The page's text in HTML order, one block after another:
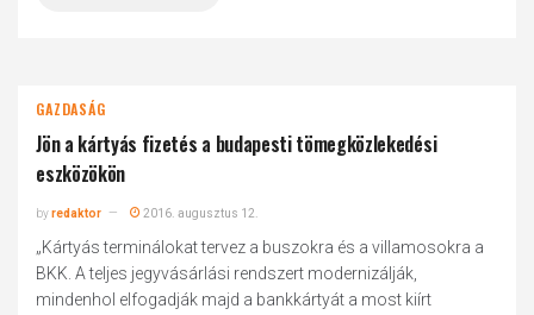
GAZDASÁG
Jön a kártyás fizetés a budapesti tömegközlekedési
eszközökön
byredaktor 2016. augusztus 12.
„Kártyás terminálokat tervez a buszokra és a villamosokra a
BKK. A teljes jegyvásárlási rendszert modernizálják,
mindenhol elfogadják majd a bankkártyát a most kiírt